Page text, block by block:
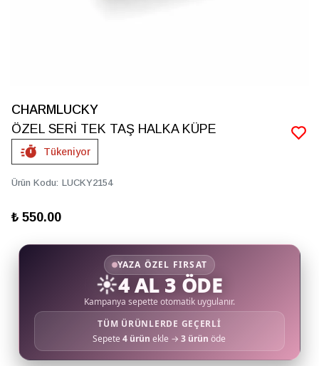
CHARMLUCKY
ÖZEL SERİ TEK TAŞ HALKA KÜPE
Tükeniyor
Ürün Kodu: LUCKY2154
₺ 550.00
YAZA ÖZEL FIRSAT
☀️4 AL 3 ÖDE
Kampanya sepette otomatik uygulanır.
TÜM ÜRÜNLERDE GEÇERLİ
Sepete4 ürün ekle →3 ürün öde